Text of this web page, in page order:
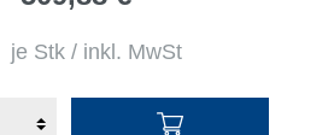
je Stk / inkl. MwSt